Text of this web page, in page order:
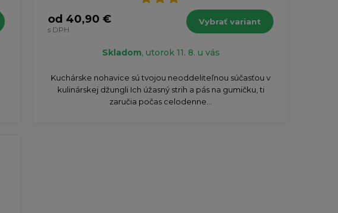
od 40,90 €
s DPH
Vybrať variant
Skladom, utorok 11. 8. u vás
Kuchárske nohavice sú tvojou neoddeliteľnou súčasťou v
kulinárskej džungli Ich úžasný strih a pás na gumičku, ti
zaručia počas celodenne...